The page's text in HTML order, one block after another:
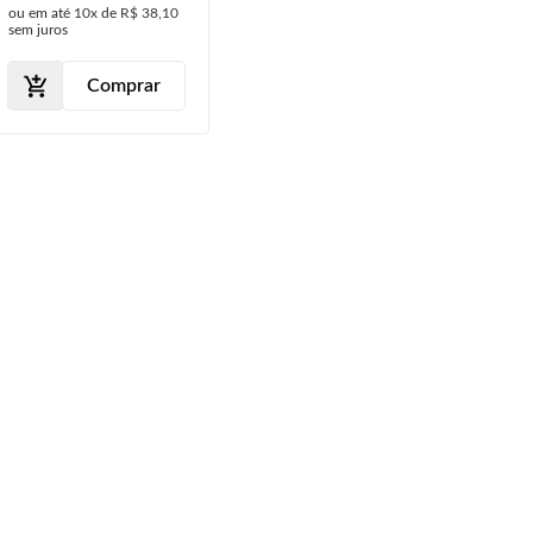
ou em até 10x de R$ 38,10
sem juros
Comprar